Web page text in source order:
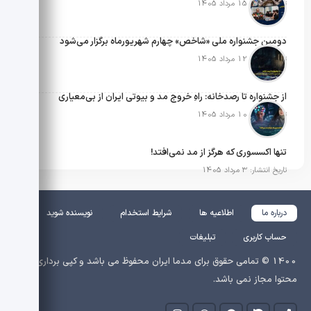
تاریخ انتشار: 15 مرداد 1405
دومین جشنواره ملی «شاخص» چهارم شهریورماه برگزار می‌شود
تاریخ انتشار: 12 مرداد 1405
از جشنواره تا رصدخانه: راهِ خروج مد و بیوتی ایران از بی‌معیاری
تاریخ انتشار: 10 مرداد 1405
تنها اکسسوری که هرگز از مد نمی‌افتد!
تاریخ انتشار: 3 مرداد 1405
درباره ما اطلاعیه ها شرایط استخدام
نویسنده شوید
حساب کاربری
تبلیغات
1400 © تمامی حقوق برای مدما ایران محفوظ می باشد و کپی برداری از
محتوا مجاز نمی باشد.